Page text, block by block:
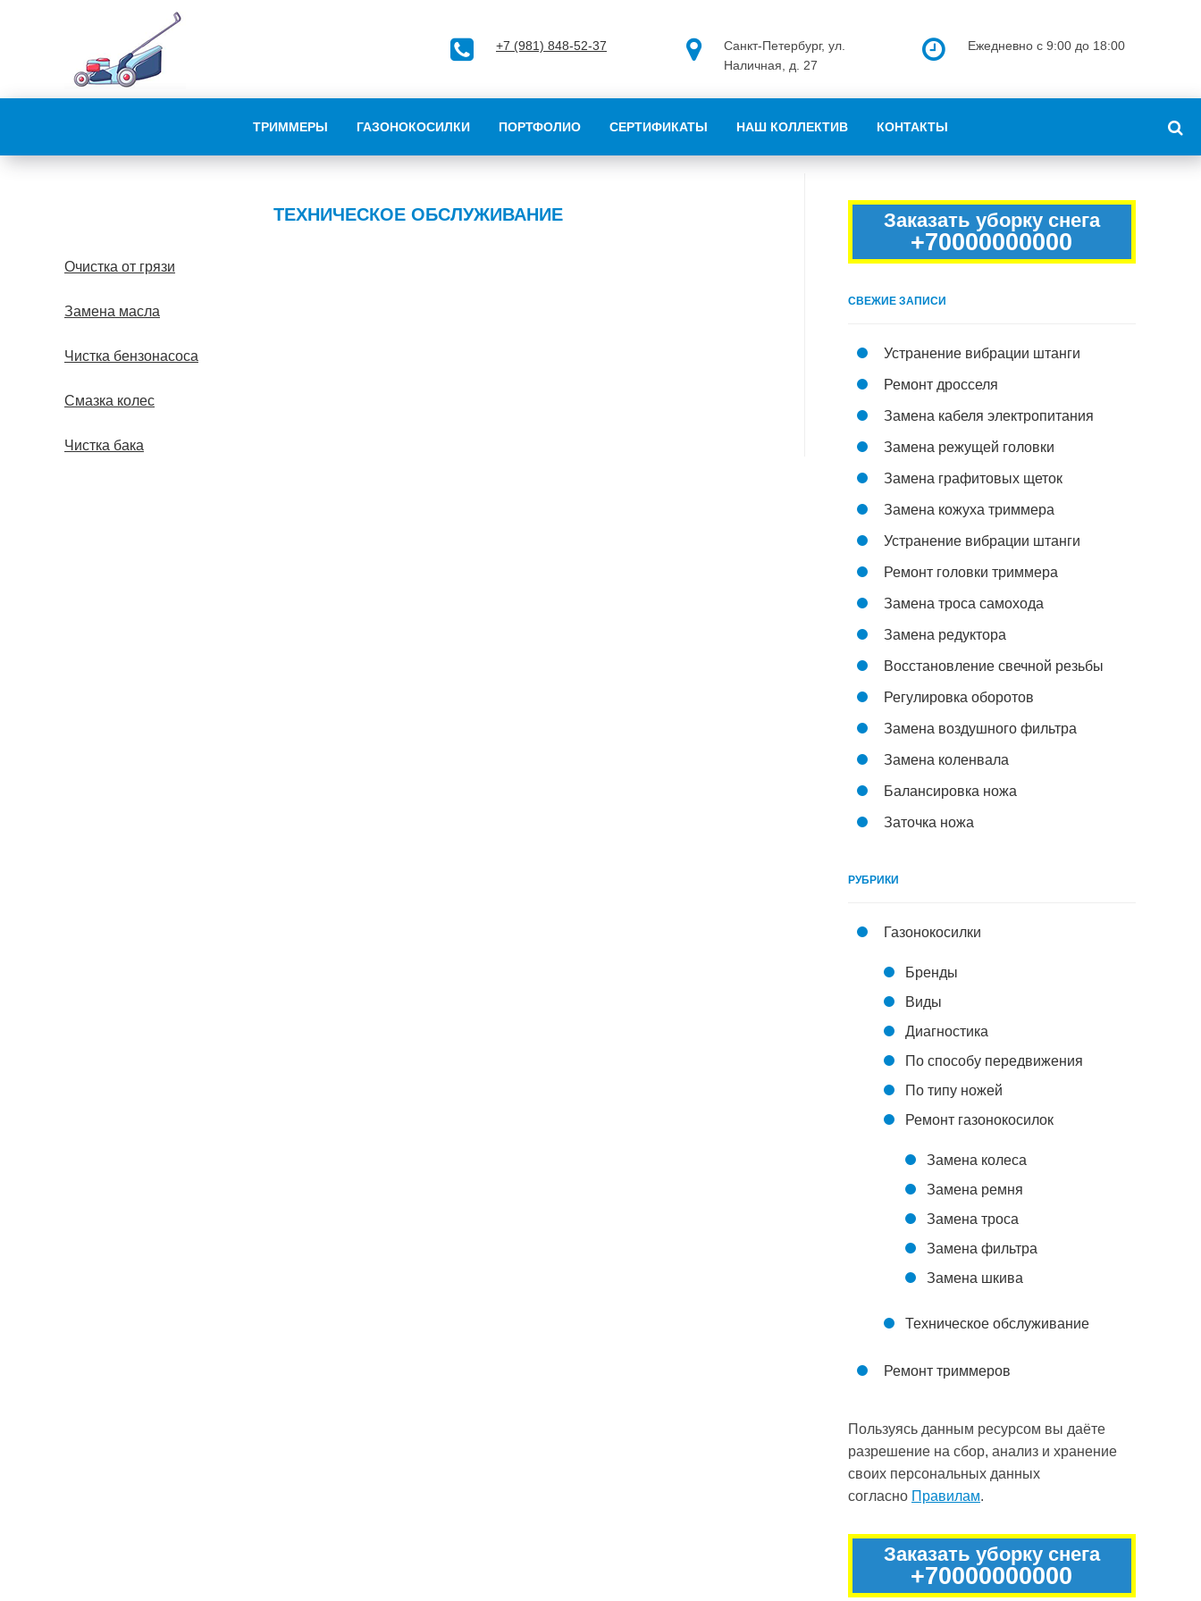
Ежедневно с 9:00 до 18:00
Санкт-Петербург, ул.
Наличная, д. 27
+7 (981) 848-52-37
ТРИММЕРЫ ГАЗОНОКОСИЛКИ ПОРТФОЛИО СЕРТИФИКАТЫ НАШ КОЛЛЕКТИВ КОНТАКТЫ
ТЕХНИЧЕСКОЕ ОБСЛУЖИВАНИЕ
Очистка от грязи
Замена масла
Чистка бензонасоса
Смазка колес
Чистка бака
Заказать уборку снега
+70000000000
СВЕЖИЕ ЗАПИСИ
Устранение вибрации штанги
Ремонт дросселя
Замена кабеля электропитания
Замена режущей головки
Замена графитовых щеток
Замена кожуха триммера
Устранение вибрации штанги
Ремонт головки триммера
Замена троса самохода
Замена редуктора
Восстановление свечной резьбы
Регулировка оборотов
Замена воздушного фильтра
Замена коленвала
Балансировка ножа
Заточка ножа
РУБРИКИ
Газонокосилки
Бренды
Виды
Диагностика
По способу передвижения
По типу ножей
Ремонт газонокосилок
Замена колеса
Замена ремня
Замена троса
Замена фильтра
Замена шкива
Техническое обслуживание
Ремонт триммеров
Пользуясь данным ресурсом вы даёте
разрешение на сбор, анализ и хранение
своих персональных данных
согласно Правилам.
Заказать уборку снега
+70000000000